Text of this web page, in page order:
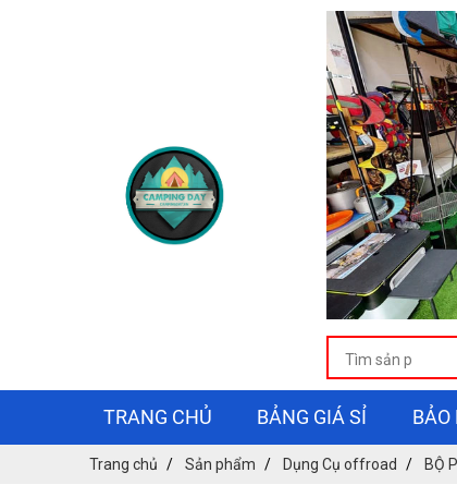
TRANG CHỦ BẢNG GIÁ SỈ BẢO
Trang chủ Sản phẩm Dụng Cụ offroad BỘ